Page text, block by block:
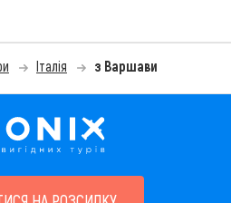
Італія з Варшави